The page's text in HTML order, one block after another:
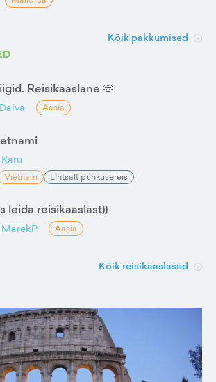
Kõik pakkumised
Reisikaaslane 🫶
Daiva Aasia
Karu
Vietnam Lihtsalt puhkusereis
leida reisikaaslast))
MarekP Aasia
Kõik reisikaaslased